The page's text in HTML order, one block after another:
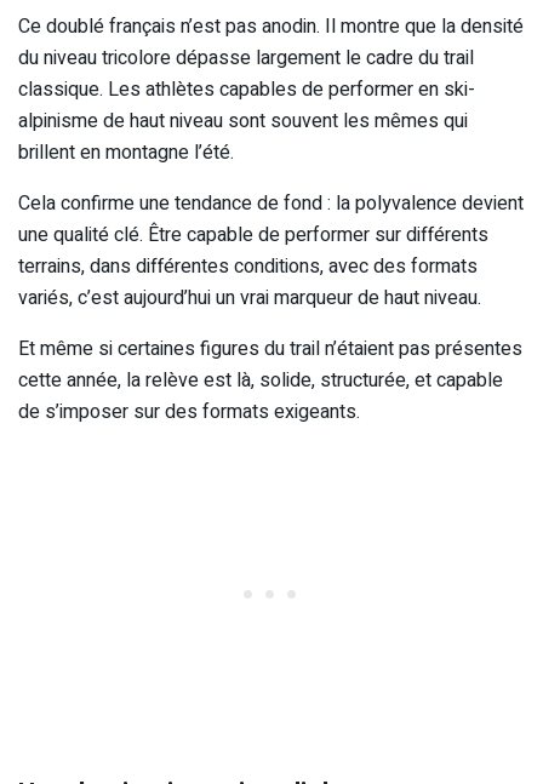
Ce doublé français n’est pas anodin. Il montre que la densité
du niveau tricolore dépasse largement le cadre du trail
classique. Les athlètes capables de performer en ski-
alpinisme de haut niveau sont souvent les mêmes qui
brillent en montagne l’été.
Cela confirme une tendance de fond : la polyvalence devient
une qualité clé. Être capable de performer sur différents
terrains, dans différentes conditions, avec des formats
variés, c’est aujourd’hui un vrai marqueur de haut niveau.
Et même si certaines figures du trail n’étaient pas présentes
cette année, la relève est là, solide, structurée, et capable
de s’imposer sur des formats exigeants.